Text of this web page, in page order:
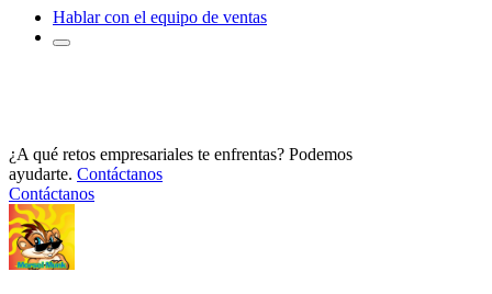
Hablar con el equipo de ventas
¿A qué retos empresariales te enfrentas? Podemos
ayudarte. Contáctanos
Contáctanos